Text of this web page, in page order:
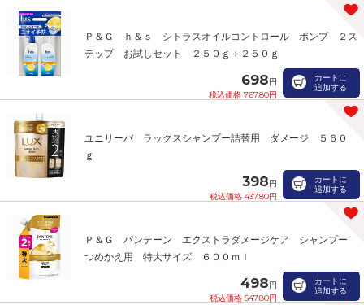
Ｐ＆Ｇ ｈ＆ｓ シトラスオイルコントロール ポンプ ２ス
テップ お試しセット ２５０ｇ＋２５０ｇ
698円
税込価格 767.80円
カートに
追加する
ユニリーバ ラックスシャンプー詰替用 ダメージ ５６０
ｇ
398円
税込価格 437.80円
カートに
追加する
Ｐ＆Ｇ パンテーン エクストラダメージケア シャンプー
つめかえ用 特大サイズ ６００ｍｌ
498円
税込価格 547.80円
カートに
追加する